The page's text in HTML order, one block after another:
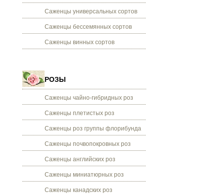
Саженцы универсальных сортов
Саженцы бессемянных сортов
Саженцы винных сортов
РОЗЫ
Саженцы чайно-гибридных роз
Саженцы плетистых роз
Саженцы роз группы флорибунда
Саженцы почвопокровных роз
Саженцы английских роз
Саженцы миниатюрных роз
Саженцы канадских роз